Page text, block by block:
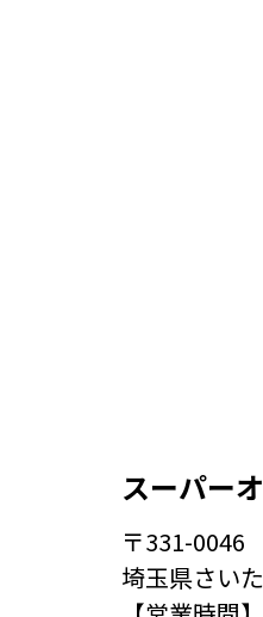
スーパー
〒331-0046
埼玉県さい